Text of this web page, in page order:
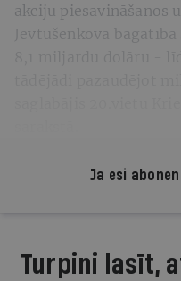
akciju piesavināšanos
Jevtušenkova
Ja esi
Turpini lasīt,